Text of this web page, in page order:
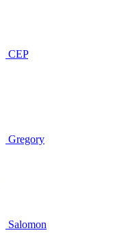
CEP
Gregory
Salomon